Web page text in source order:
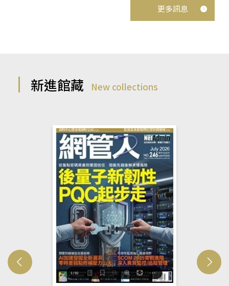
更多訊息
新進館藏 New collections